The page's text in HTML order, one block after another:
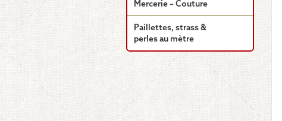
Mercerie – Couture
Paillettes, strass &
perles au mètre